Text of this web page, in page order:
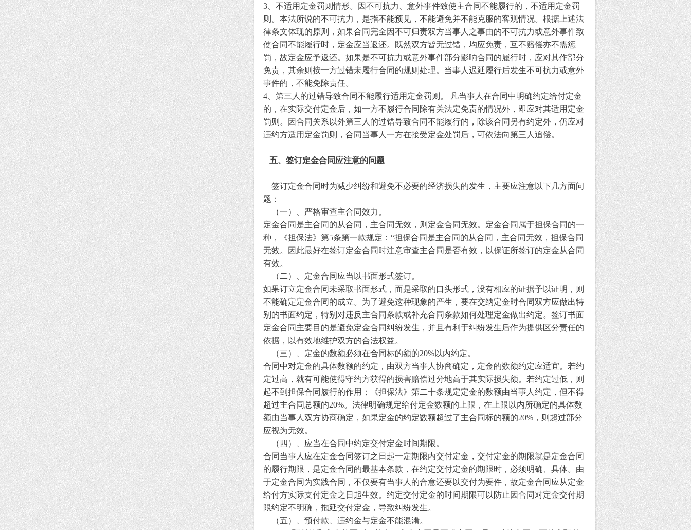
3、 不适用定金罚则情形。因不可抗力、意外事件致使主合同不能履行的，不适用定金罚
则。本法所说的不可抗力，是指不能预见，不能避免并不能克服的客观情况。根据上述法
律条文体现的原则，如果合同完全因不可归责双方当事人之事由的不可抗力或意外事件致
使合同不能履行时，定金应当返还。既然双方皆无过错，均应免责，互不赔偿亦不需惩
罚，故定金应予返还。如果是不可抗力或意外事件部分影响合同的履行时，应对其作部分
免责，其余则按一方过错未履行合同的规则处理。当事人迟延履行后发生不可抗力或意外
事件的，不能免除责任。
4、第三人的过错导致合同不能履行适用定金罚则。 凡当事人在合同中明确约定给付定金
的，在实际交付定金后，如一方不履行合同除有关法定免责的情况外，即应对其适用定金
罚则。因合同关系以外第三人的过错导致合同不能履行的，除该合同另有约定外，仍应对
违约方适用定金罚则，合同当事人一方在接受定金处罚后，可依法向第三人追偿。
五、签订定金合同应注意的问题
签订定金合同时为减少纠纷和避免不必要的经济损失的发生，主要应注意以下几方面问
题：
（一）、严格审查主合同效力。
定金合同是主合同的从合同，主合同无效，则定金合同无效。定金合同属于担保合同的一
种，《担保法》第5条第一款规定： “担保合同是主合同的从合同，主合同无效，担保合同
无效。因此最好在签订定金合同时注意审查主合同是否有效，以保证所签订的定金从合同
有效。
（二）、定金合同应当以书面形式签订。
如果订立定金合同未采取书面形式，而是采取的口头形式，没有相应的证据予以证明，则
不能确定定金合同的成立。为了避免这种现象的产生，要在交纳定金时合同双方应做出特
别的书面约定，特别对违反主合同条款或补充合同条款如何处理定金做出约定。签订书面
定金合同主要目的是避免定金合同纠纷发生，并且有利于纠纷发生后作为提供区分责任的
依据，以有效地维护双方的合法权益。
（三）、定金的数额必须在合同标的额的20%以内约定。
合同中对定金的具体数额的约定，由双方当事人协商确定，定金的数额约定应适宜。若约
定过高，就有可能使得守约方获得的损害赔偿过分地高于其实际损失额。若约定过低，则
起不到担保合同履行的作用；《担保法》第二十条规定定金的数额由当事人约定，但不得
超过主合同总额的20%。法律明确规定给付定金数额的上限，在上限以内所确定的具体数
额由当事人双方协商确定，如果定金的约定数额超过了主合同标的额的20%，则超过部分
应视为无效。
（四）、应当在合同中约定交付定金时间期限。
合同当事人应在定金合同签订之日起一定期限内交付定金，交付定金的期限就是定金合同
的履行期限，是定金合同的最基本条款，在约定交付定金的期限时，必须明确、具体。由
于定金合同为实践合同，不仅要有当事人的合意还要以交付为要件，故定金合同应从定金
给付方实际支付定金之日起生效。约定交付定金的时间期限可以防止因合同对定金交付期
限约定不明确，拖延交付定金，导致纠纷发生。
（五）、预付款、违约金与定金不能混淆。